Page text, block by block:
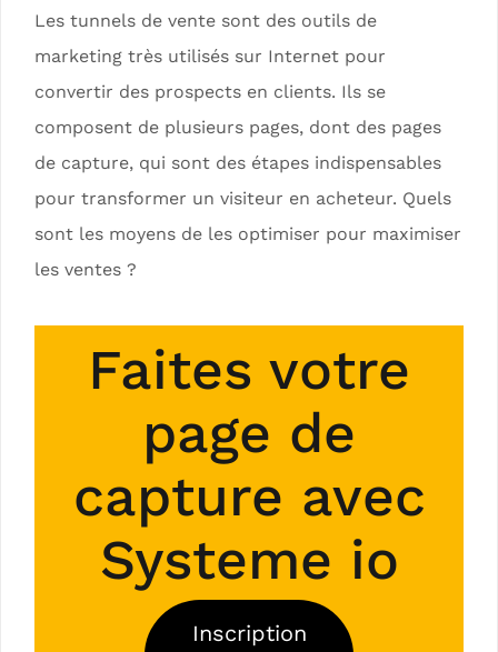
Les tunnels de vente sont des outils de
marketing très utilisés sur Internet pour
convertir des prospects en clients. Ils se
composent de plusieurs pages, dont des pages
de capture, qui sont des étapes indispensables
pour transformer un visiteur en acheteur. Quels
sont les moyens de les optimiser pour maximiser
les ventes ?
Faites votre
page de
capture avec
Systeme io
Inscription